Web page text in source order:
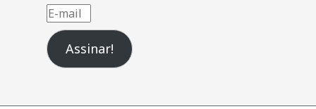
E-
mail
Assinar!